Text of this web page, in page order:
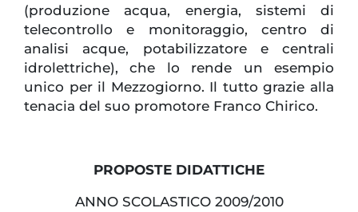
(produzione acqua, energia, sistemi di
telecontrollo e monitoraggio, centro di
analisi acque, potabilizzatore e centrali
idrolettriche), che lo rende un esempio
unico per il Mezzogiorno. Il tutto grazie alla
tenacia del suo promotore Franco Chirico.
PROPOSTE DIDATTICHE
ANNO SCOLASTICO 2009/2010